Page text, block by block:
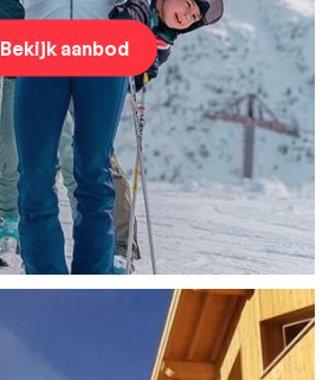
Bekijk aanbod